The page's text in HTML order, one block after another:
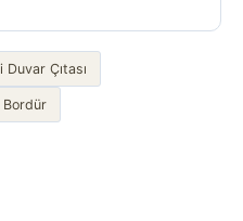
Duvar Çıtası
Bordür